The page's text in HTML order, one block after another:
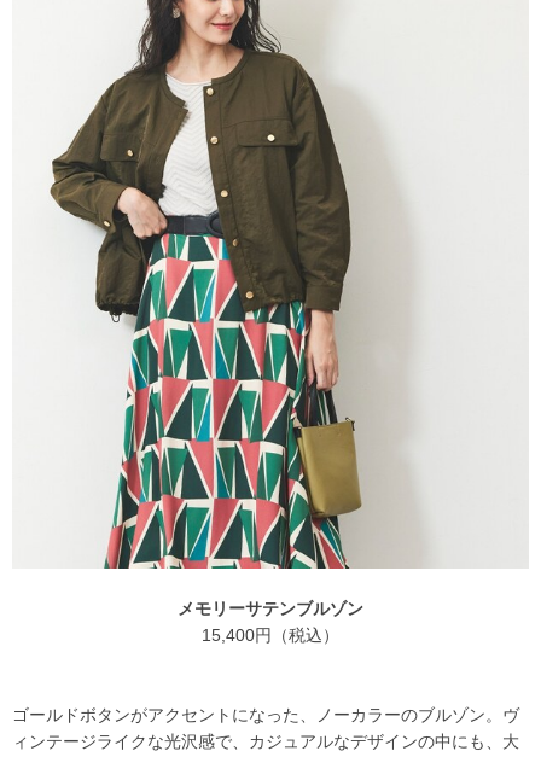
メモリーサテンブルゾン
15,400円（税込）
ゴールドボタンがアクセントになった、ノーカラーのブルゾン。ヴ
ィンテージライクな光沢感で、カジュアルなデザインの中にも、大